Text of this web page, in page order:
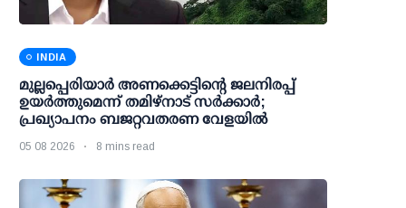
INDIA
മുല്ലപ്പെരിയാര്‍ അണക്കെട്ടിന്റെ ജലനിരപ്പ്
ഉയര്‍ത്തുമെന്ന് തമിഴ്‌നാട് സര്‍ക്കാര്‍;
പ്രഖ്യാപനം ബജറ്റവതരണ വേളയില്‍
05 08 2026 8 mins read